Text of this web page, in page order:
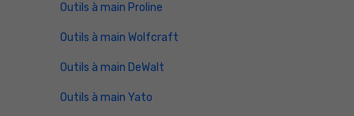
Outils à main Proline
Outils à main Wolfcraft
Outils à main DeWalt
Outils à main Yato